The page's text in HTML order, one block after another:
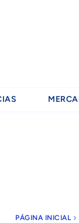
PÁGINA INICIAL